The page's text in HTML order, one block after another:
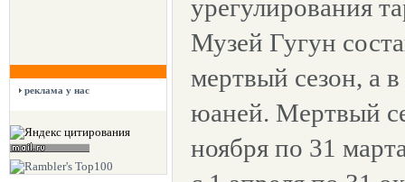
реклама у нас
урегулирования
Музей Гугун
мертвый сезон, а
юаней. Мертвый
ноября по 31